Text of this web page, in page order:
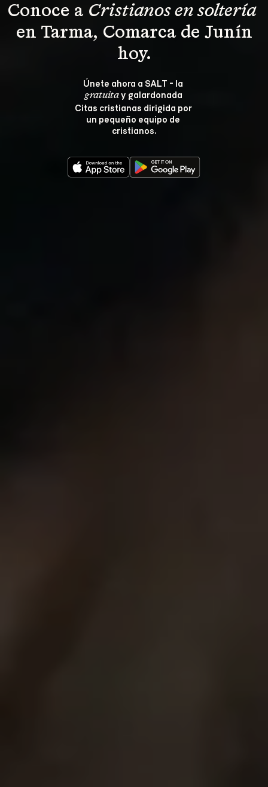
Conoce a Cristianos en soltería
en Tarma, Comarca de Junín
hoy.
Únete ahora a SALT - la
gratuita y galardonada
Citas cristianas dirigida por
un pequeño equipo de
cristianos.